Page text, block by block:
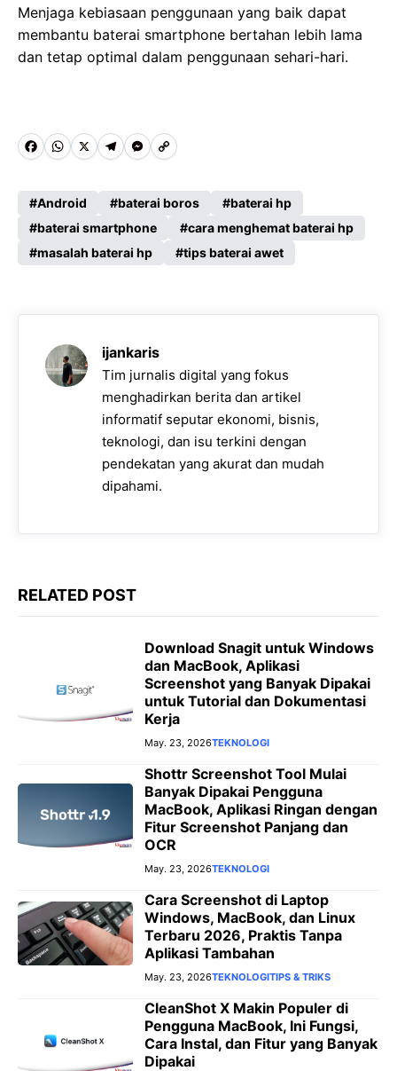
Menjaga kebiasaan penggunaan yang baik dapat
membantu baterai smartphone bertahan lebih lama
dan tetap optimal dalam penggunaan sehari-hari.
F
c
e
b
o
W
a
t
s
p
p
X T
e
g
a
m
M
s
s
e
g
e
r
C
p
y
L
n
k
Android baterai boros
baterai hp
baterai smartphone
cara menghemat baterai hp
masalah baterai hp
tips baterai awet
ijankaris
Tim jurnalis digital yang fokus
menghadirkan berita dan artikel
informatif seputar ekonomi, bisnis,
teknologi, dan isu terkini dengan
pendekatan yang akurat dan mudah
dipahami.
RELATED POST
Download Snagit untuk Windows
dan MacBook, Aplikasi
Screenshot yang Banyak Dipakai
untuk Tutorial dan Dokumentasi
Kerja
May. 23, 2026TEKNOLOGI
Shottr Screenshot Tool Mulai
Banyak Dipakai Pengguna
MacBook, Aplikasi Ringan dengan
Fitur Screenshot Panjang dan
OCR
May. 23, 2026TEKNOLOGI
Cara Screenshot di Laptop
Windows, MacBook, dan Linux
Terbaru 2026, Praktis Tanpa
Aplikasi Tambahan
May. 23, 2026TEKNOLOGITIPS & TRIKS
CleanShot X Makin Populer di
Pengguna MacBook, Ini Fungsi,
Cara Instal, dan Fitur yang Banyak
Dipakai